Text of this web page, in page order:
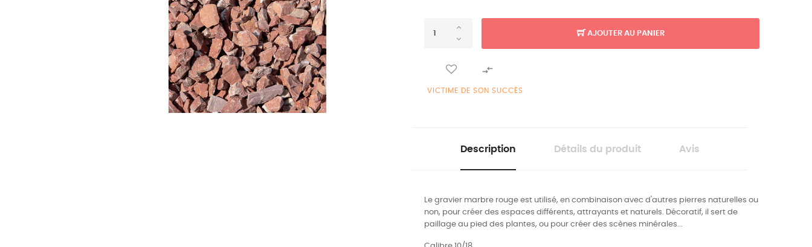
AJOUTER AU PANIER

VICTIME DE SON SUCCÈS
Description Détails du produit Avis
Le gravier marbre rouge est utilisé, en combinaison avec d'autres pierres naturelles ou
non, pour créer des espaces différents, attrayants et naturels. Décoratif, il sert de
paillage au pied des plantes, ou pour créer des scènes minérales...